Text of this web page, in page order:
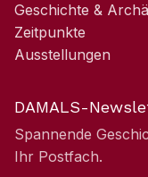
Geschichte &
Zeitpunkte
Ausstellungen
DAMALS-
Spannende
Ihr Postfach.